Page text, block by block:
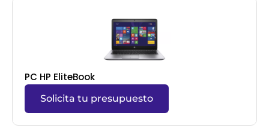
PC HP EliteBook
Solicita tu presupuesto